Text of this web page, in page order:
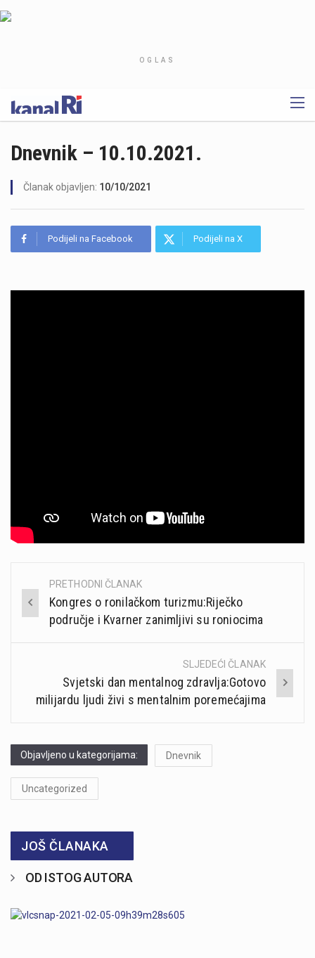
OGLAS
Dnevnik – 10.10.2021.
Članak objavljen: 10/10/2021
Podijeli na Facebook Podijeli na X
Post
navigation
PRETHODNI ČLANAK
Kongres o ronilačkom turizmu:Riječko
područje i Kvarner zanimljivi su roniocima
SLJEDEĆI ČLANAK
Svjetski dan mentalnog zdravlja:Gotovo
milijardu ljudi živi s mentalnim poremećajima
Objavljeno u kategorijama: Dnevnik
Uncategorized
JOŠ ČLANAKA
OD ISTOG AUTORA